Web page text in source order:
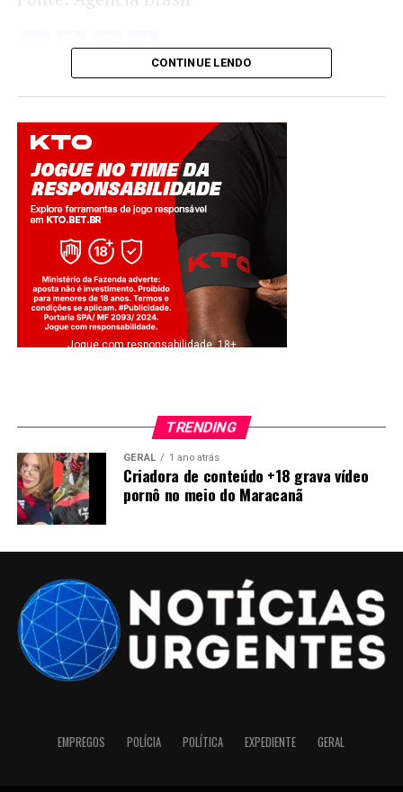
Twitter
Facebook
WhatsApp
Share
CONTINUE LENDO
Jogue com responsabilidade. 18+
TRENDING
GERAL 1 ano atrás
Criadora de conteúdo +18 grava vídeo
pornô no meio do Maracanã
EMPREGOS POLÍCIA POLÍTICA EXPEDIENTE GERAL